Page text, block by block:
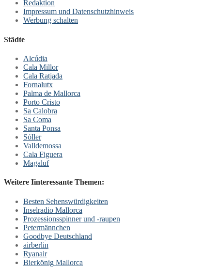
Redaktion
Impressum und Datenschutzhinweis
Werbung schalten
Städte
Alcúdia
Cala Millor
Cala Ratjada
Fornalutx
Palma de Mallorca
Porto Cristo
Sa Calobra
Sa Coma
Santa Ponsa
Sóller
Valldemossa
Cala Figuera
Magaluf
Weitere Iinteressante Themen:
Besten Sehenswürdigkeiten
Inselradio Mallorca
Prozessionsspinner und -raupen
Petermännchen
Goodbye Deutschland
airberlin
Ryanair
Bierkönig Mallorca